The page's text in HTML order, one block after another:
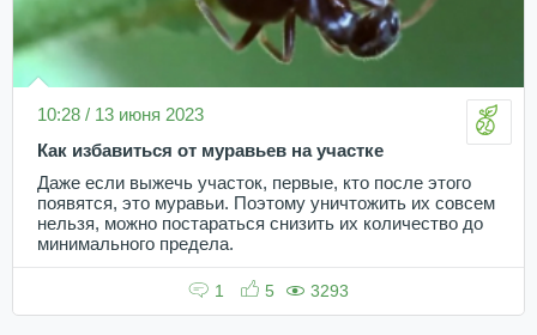
10:28 / 13 июня 2023
Как избавиться от муравьев на участке
Даже если выжечь участок, первые, кто после этого
появятся, это муравьи. Поэтому уничтожить их совсем
нельзя, можно постараться снизить их количество до
минимального предела.
1 5 3293